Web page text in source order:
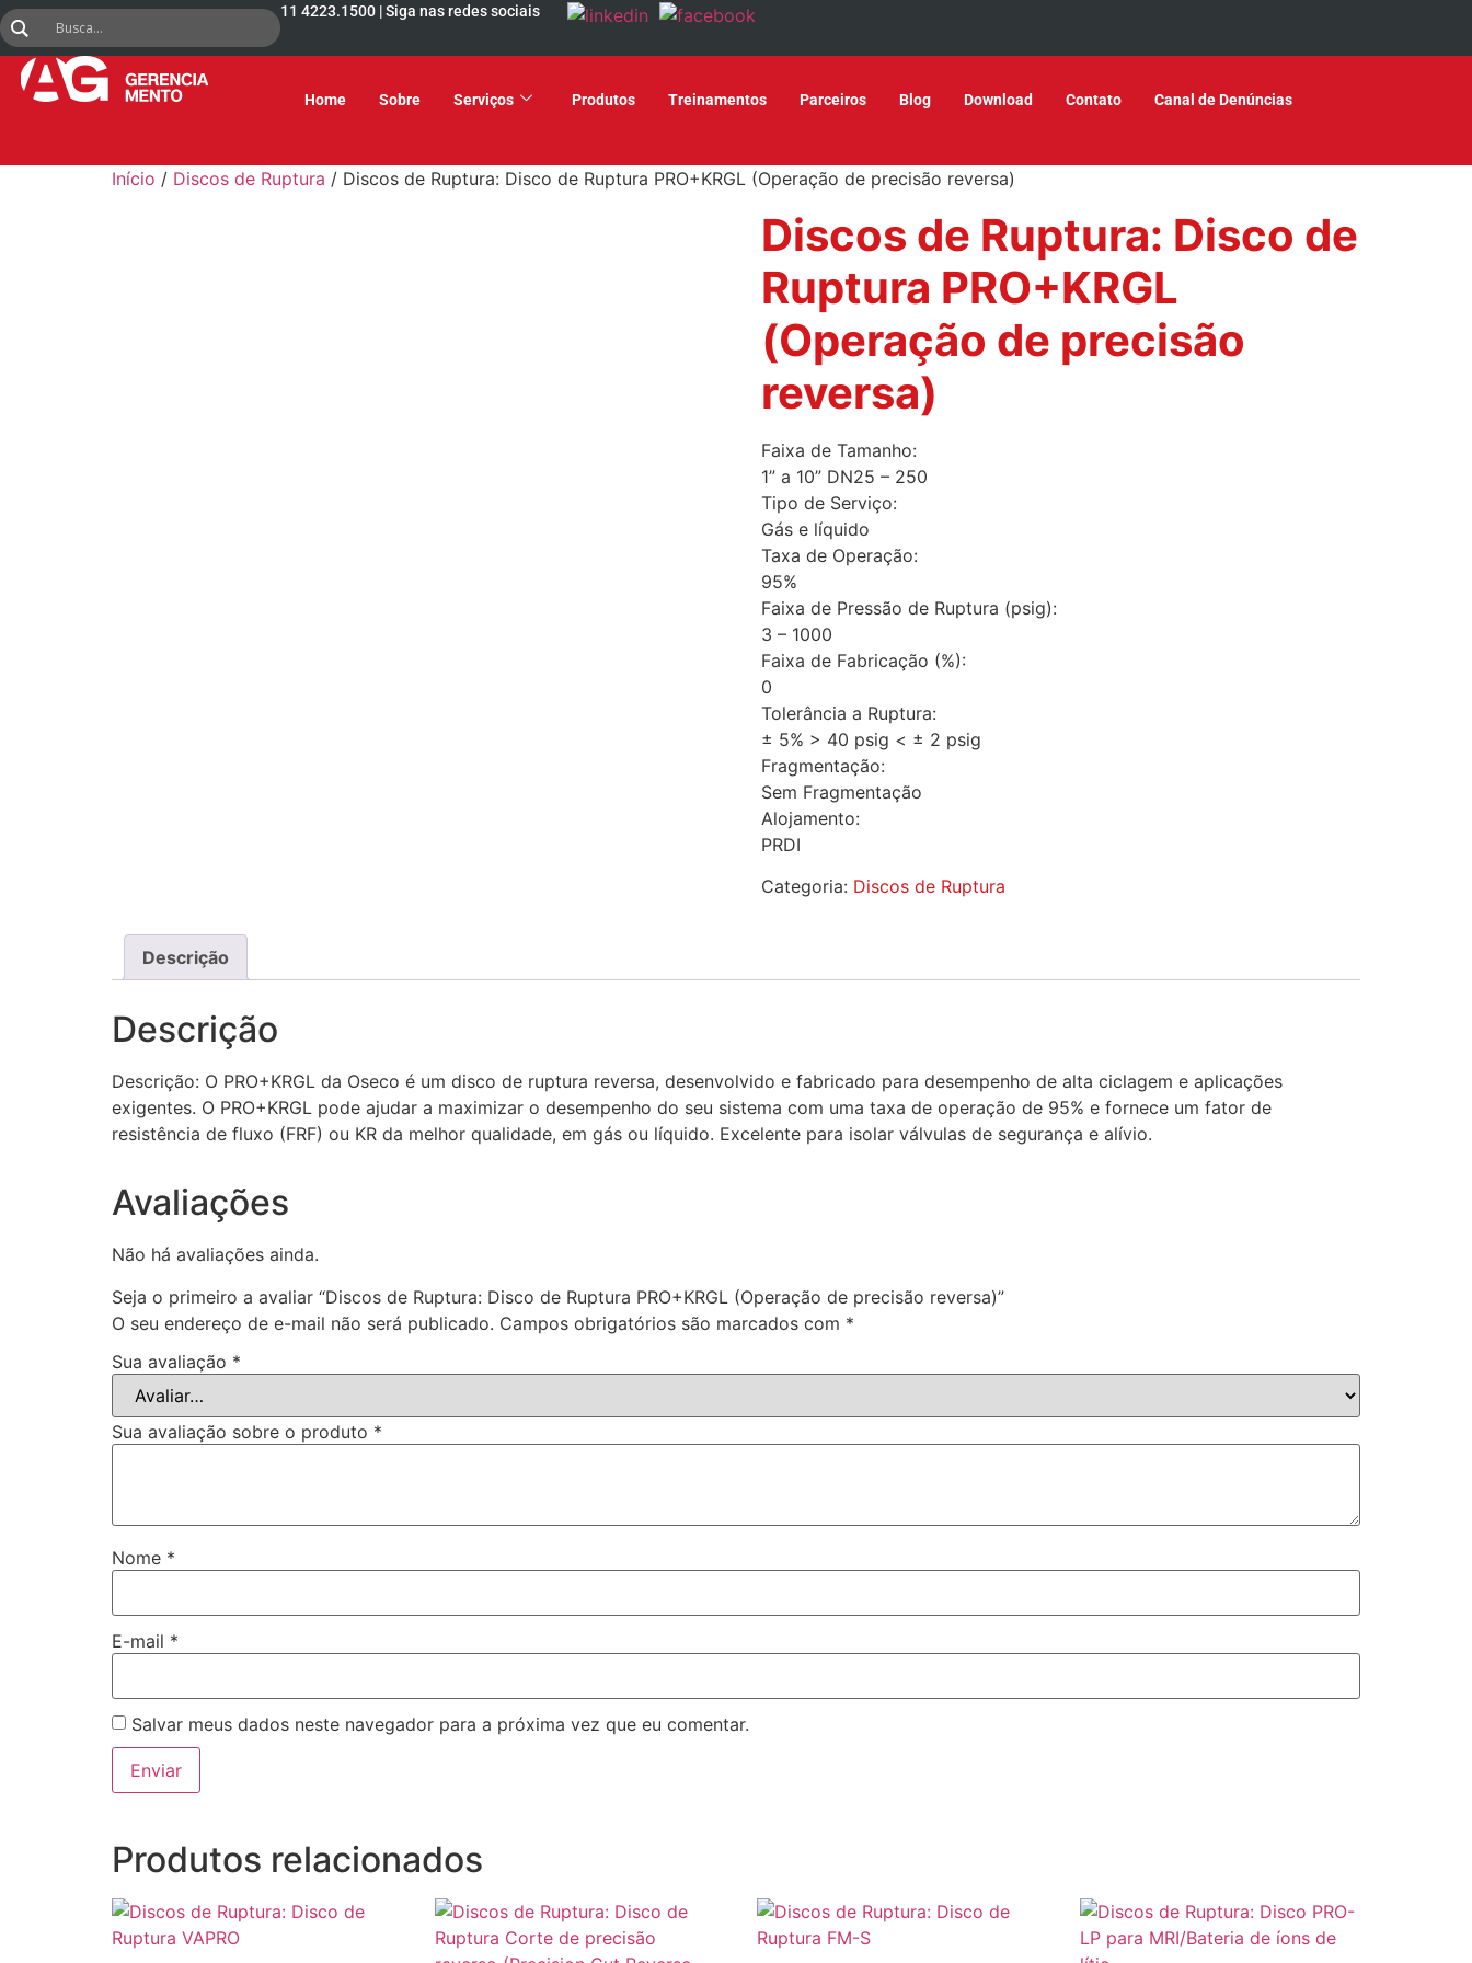
11 4223.1500 | Siga nas redes sociais
Home Sobre Serviços Produtos Treinamentos Parceiros Blog Download Contato Canal de Denúncias
Início / Discos de Ruptura / Discos de Ruptura: Disco de Ruptura PRO+KRGL (Operação de precisão reversa)
Discos de Ruptura: Disco de
Ruptura PRO+KRGL
(Operação de precisão
reversa)
Faixa de Tamanho:
1” a 10” DN25 – 250
Tipo de Serviço:
Gás e líquido
Taxa de Operação:
95%
Faixa de Pressão de Ruptura (psig):
3 – 1000
Faixa de Fabricação (%):
0
Tolerância a Ruptura:
± 5% > 40 psig < ± 2 psig
Fragmentação:
Sem Fragmentação
Alojamento:
PRDI
Categoria: Discos de Ruptura
Descrição
Descrição
Descrição: O PRO+KRGL da Oseco é um disco de ruptura reversa, desenvolvido e fabricado para desempenho de alta ciclagem e aplicações
exigentes. O PRO+KRGL pode ajudar a maximizar o desempenho do seu sistema com uma taxa de operação de 95% e fornece um fator de
resistência de fluxo (FRF) ou KR da melhor qualidade, em gás ou líquido. Excelente para isolar válvulas de segurança e alívio.
Avaliações
Não há avaliações ainda.
Seja o primeiro a avaliar “Discos de Ruptura: Disco de Ruptura PRO+KRGL (Operação de precisão reversa)”
O seu endereço de e-mail não será publicado. Campos obrigatórios são marcados com *
Sua avaliação *
Sua avaliação sobre o produto *
Nome *
E-mail *
Salvar meus dados neste navegador para a próxima vez que eu comentar.
Produtos relacionados